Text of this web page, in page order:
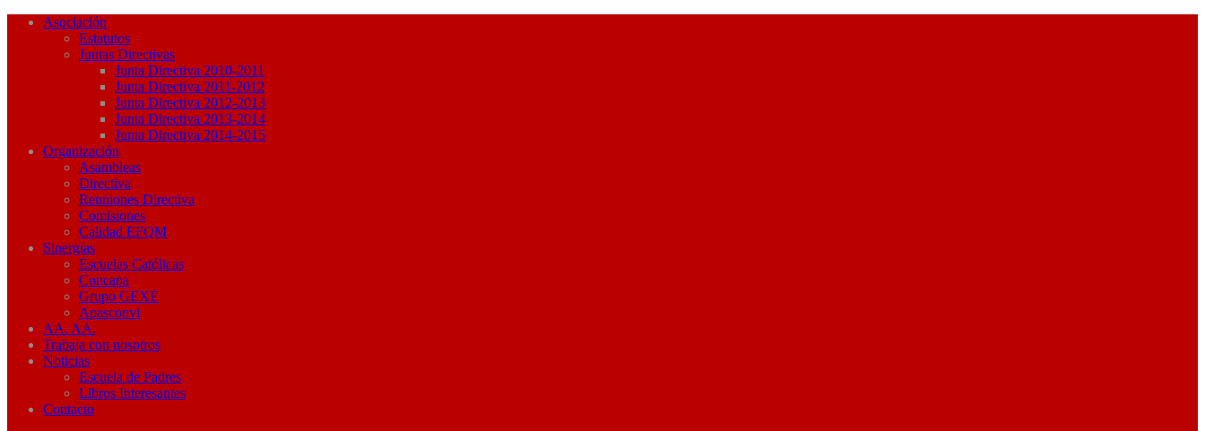
Asociación
Estatutos
Juntas Directivas
Junta Directiva 2010-2011
Junta Directiva 2011-2012
Junta Directiva 2012-2013
Junta Directiva 2013-2014
Junta Directiva 2014-2015
Organización
Asambleas
Directiva
Reuniones Directiva
Comisiones
Calidad EFQM
Sinergias
Escuelas Católicas
Concapa
Grupo GEXE
Apasconvi
AA. AA.
Trabaja con nosotros
Noticias
Escuela de Padres
Libros Interesantes
Contacto